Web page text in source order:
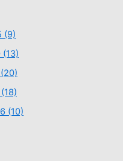
(9)
(13)
(20)
(18)
(10)